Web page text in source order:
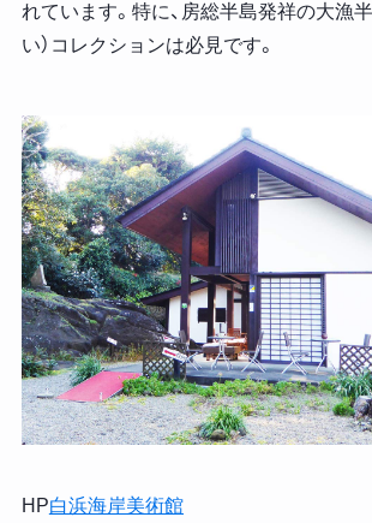
れています。特に、房総半島発祥の大漁半
い）コレクションは必見です。
HP白浜海岸美術館